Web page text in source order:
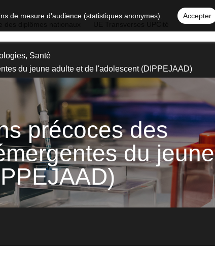
de mesure d'audience (statistiques anonymes). Accepter
Santé
du jeune adulte et de l'adolescent (DIPPEJAAD)
précoces des
du jeune